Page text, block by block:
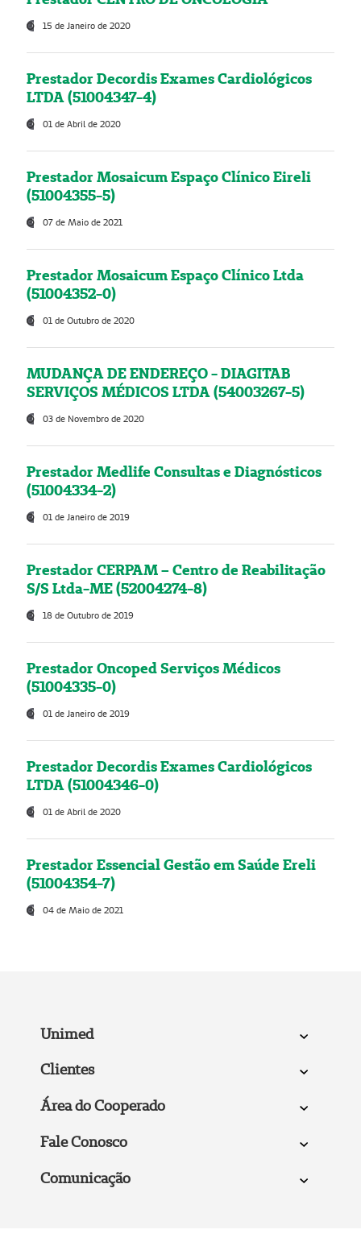
15 de Janeiro de 2020
Prestador Decordis Exames Cardiológicos
LTDA (51004347-4)
01 de Abril de 2020
Prestador Mosaicum Espaço Clínico Eireli
(51004355-5)
07 de Maio de 2021
Prestador Mosaicum Espaço Clínico Ltda
(51004352-0)
01 de Outubro de 2020
MUDANÇA DE ENDEREÇO - DIAGITAB
SERVIÇOS MÉDICOS LTDA (54003267-5)
03 de Novembro de 2020
Prestador Medlife Consultas e Diagnósticos
(51004334-2)
01 de Janeiro de 2019
Prestador CERPAM – Centro de Reabilitação
S/S Ltda-ME (52004274-8)
18 de Outubro de 2019
Prestador Oncoped Serviços Médicos
(51004335-0)
01 de Janeiro de 2019
Prestador Decordis Exames Cardiológicos
LTDA (51004346-0)
01 de Abril de 2020
Prestador Essencial Gestão em Saúde Ereli
(51004354-7)
04 de Maio de 2021
Unimed
Clientes
Área do Cooperado
Fale Conosco
Comunicação